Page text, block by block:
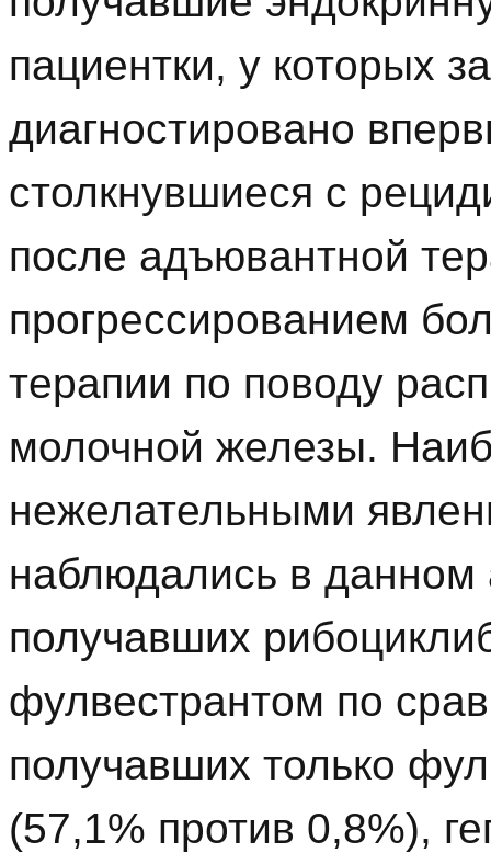
пациентки, у которых
диагностировано
столкнувшиеся с
после адъювантной
прогрессированием
терапии по поводу
молочной железы.
нежелательными
наблюдались в данном
получавших
фулвестрантом по
получавших только
(57,1% против 0,8%),